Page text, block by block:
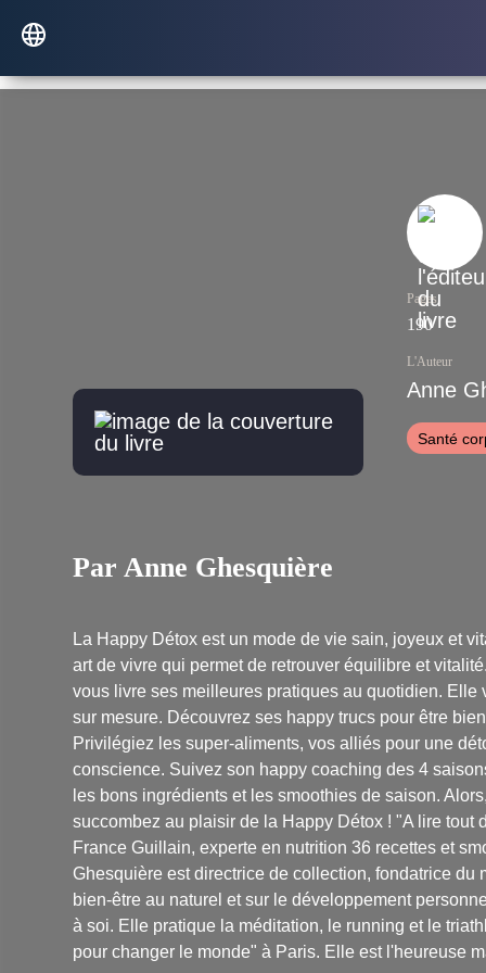
Pages
190
L'Auteur
Anne
Santé
Par Anne Ghesquière
La Happy Détox est un mode de vie sain, joyeux et
art de vivre qui permet de retrouver équilibre et
vous livre ses meilleures pratiques au quotidien.
sur mesure. Découvrez ses happy trucs pour être
Privilégiez les super-aliments, vos alliés pour une
conscience. Suivez son happy coaching des 4
les bons ingrédients et les smoothies de saison.
succombez au plaisir de la Happy Détox ! "A lire tout
France Guillain, experte en nutrition 36 recettes et
Ghesquière est directrice de collection, fondatrice
bien-être au naturel et sur le développement
à soi. Elle pratique la méditation, le running et le
pour changer le monde" à Paris. Elle est l'heureuse